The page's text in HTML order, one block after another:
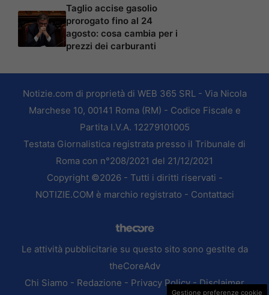
Taglio accise gasolio
prorogato fino al 24
agosto: cosa cambia per i
prezzi dei carburanti
Notizie.com di proprietà di WEB 365 SRL - Via Nicola
Marchese 10, 00141 Roma (RM) - Codice Fiscale e
Partita I.V.A. 12279101005
Testata Giornalistica registrata presso il Tribunale di
Roma con n°208/2021 del 21/12/2021
Copyright ©2026 - Tutti i diritti riservati -
NOTIZIE.COM è marchio registrato - Contattaci
Le attività pubblicitarie su questo sito sono gestite da
theCoreAdv
Chi Siamo - Redazione - Privacy Policy-Disclaimer
Gestione preferenze cookie